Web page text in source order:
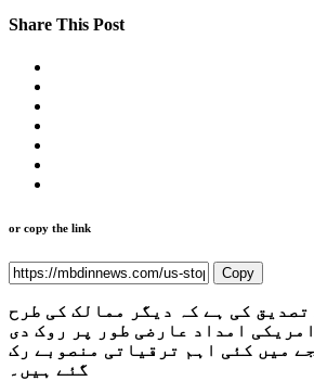
Share This Post
or copy the link
Copy
تصدیق کی ہے کہ دیگر ممالک کی طرح
امداد عارضی طور پر روک دی
میں کئی اہم ترقیاتی منصوبے رک
گئے ہیں۔